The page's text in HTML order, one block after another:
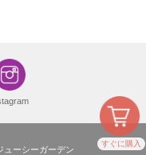
すぐに購入
ューシーガーデン